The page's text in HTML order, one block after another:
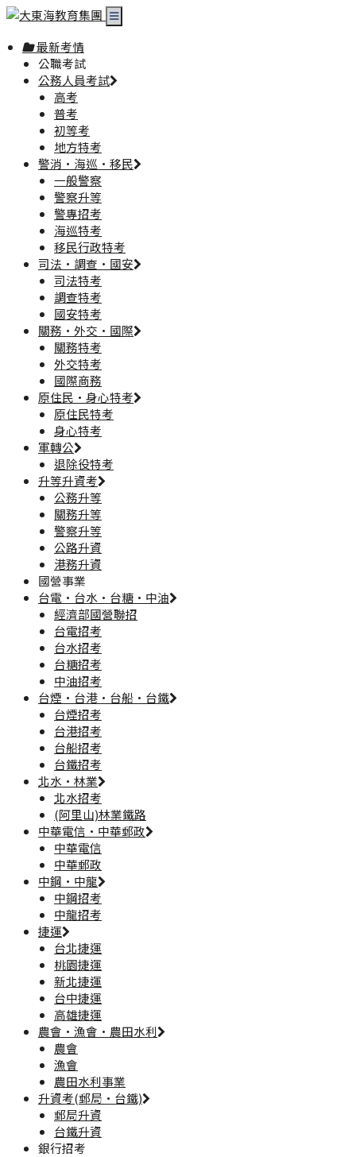
最新考情
公職考試
公務人員考試
高考
普考
初等考
地方特考
警消·海巡·移民
一般警察
警察升等
警專招考
海巡特考
移民行政特考
司法·調查·國安
司法特考
調查特考
國安特考
關務·外交·國際
關務特考
外交特考
國際商務
原住民·身心特考
原住民特考
身心特考
軍轉公
退除役特考
升等升資考
公務升等
關務升等
警察升等
公路升資
港務升資
國營事業
台電·台水·台糖·中油
經濟部國營聯招
台電招考
台水招考
台糖招考
中油招考
台煙·台港·台船·台鐵
台煙招考
台港招考
台船招考
台鐵招考
北水·林業
北水招考
(阿里山)林業鐵路
中華電信·中華郵政
中華電信
中華郵政
中鋼·中龍
中鋼招考
中龍招考
捷運
台北捷運
桃園捷運
新北捷運
台中捷運
高雄捷運
農會·漁會·農田水利
農會
漁會
農田水利事業
升資考(郵局·台鐵)
郵局升資
台鐵升資
銀行招考